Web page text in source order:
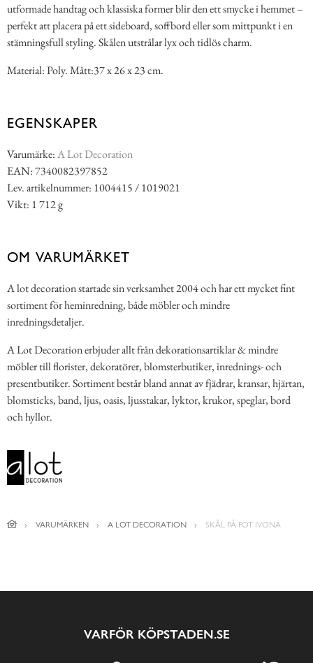
utformade handtag och klassiska former blir den ett smycke i hemmet –
perfekt att placera på ett sideboard, soffbord eller som mittpunkt i en
stämningsfull styling. Skålen utstrålar lyx och tidlös charm.
Material: Poly. Mått:37 x 26 x 23 cm.
EGENSKAPER
Varumärke:A Lot Decoration
EAN: 7340082397852
Lev. artikelnummer: 1004415 / 1019021
Vikt: 1 712 g
OM VARUMÄRKET
A lot decoration startade sin verksamhet 2004 och har ett mycket fint
sortiment för heminredning, både möbler och mindre
inredningsdetaljer.
A Lot Decoration erbjuder allt från dekorationsartiklar & mindre
möbler till florister, dekoratörer, blomsterbutiker, inrednings- och
presentbutiker. Sortiment består bland annat av fjädrar, kransar, hjärtan,
blomsticks, band, ljus, oasis, ljusstakar, lyktor, krukor, speglar, bord
och hyllor.
VARUMÄRKEN A LOT DECORATION SKÅL PÅ FOT IVONA
VARFÖR KÖPSTADEN.SE